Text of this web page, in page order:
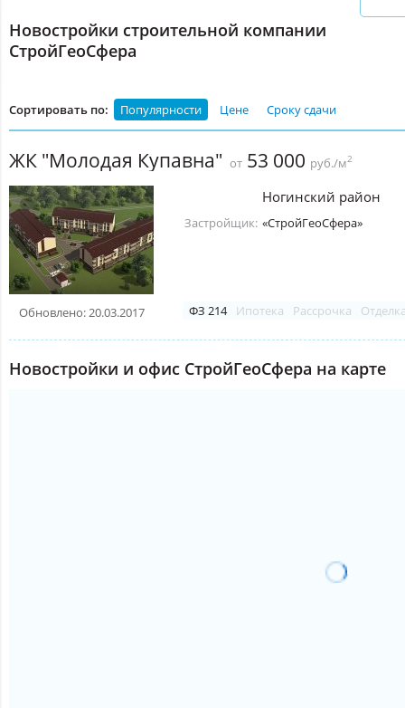
Новостройки строительной компании
СтройГеоСфера
Сортировать по: Популярности Цене Сроку сдачи
ЖК "Молодая Купавна" от 53 000 руб./м2
Обновлено: 20.03.2017
Ногинский район
Застройщик: «СтройГеоСфера»
ФЗ 214 Ипотека Рассрочка
Новостройки и офис СтройГеоСфера на карте